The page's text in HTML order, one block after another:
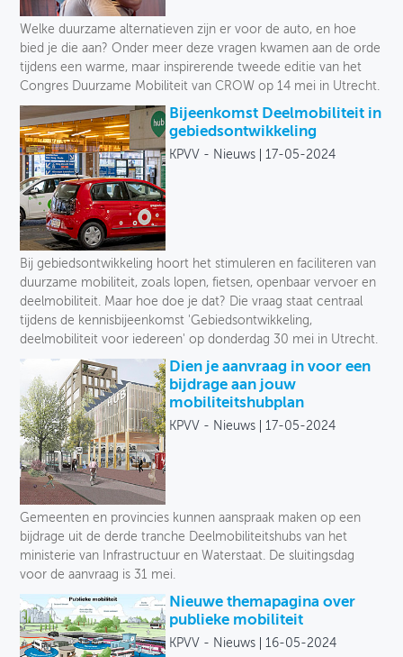
Toegankelijkheid
Verkeersveiligheid
Voetganger
Fiets
Collectief vervoer
Deelmobiliteit
Soort
Welke duurzame alternatieven zijn er voor de auto, en hoe
bied je die aan? Onder meer deze vragen kwamen aan de orde
tijdens een warme, maar inspirerende tweede editie van het
Congres Duurzame Mobiliteit van CROW op 14 mei in Utrecht.
Bijeenkomst Deelmobiliteit in
gebiedsontwikkeling
KPVV - Nieuws 17-05-2024
Bij gebiedsontwikkeling hoort het stimuleren en faciliteren van
duurzame mobiliteit, zoals lopen, fietsen, openbaar vervoer en
deelmobiliteit. Maar hoe doe je dat? Die vraag staat centraal
tijdens de kennisbijeenkomst 'Gebiedsontwikkeling,
deelmobiliteit voor iedereen' op donderdag 30 mei in Utrecht.
Dien je aanvraag in voor een
bijdrage aan jouw
mobiliteitshubplan
KPVV - Nieuws 17-05-2024
Gemeenten en provincies kunnen aanspraak maken op een
bijdrage uit de derde tranche Deelmobiliteitshubs van het
ministerie van Infrastructuur en Waterstaat. De sluitingsdag
voor de aanvraag is 31 mei.
Nieuwe themapagina over
publieke mobiliteit
KPVV - Nieuws 16-05-2024